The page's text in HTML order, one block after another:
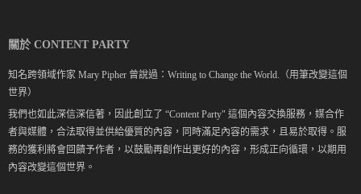
關於 CONTENT PARTY
知名跨領域作家 Mary Pipher 曾說過：Writing to Change the World.（用筆改變這個
世界）
我們也如此深信深信著，因此創立了 “Content Party" 這個內容交換服務，媒合作
者與媒體，合法取得並供給優質的內容，同時滿足內容的需求，且易於取得。服
務的獲利將會回饋予作者，以鼓勵再創作出更好的內容，形成正向循環，以期用
內容改變這個世界。